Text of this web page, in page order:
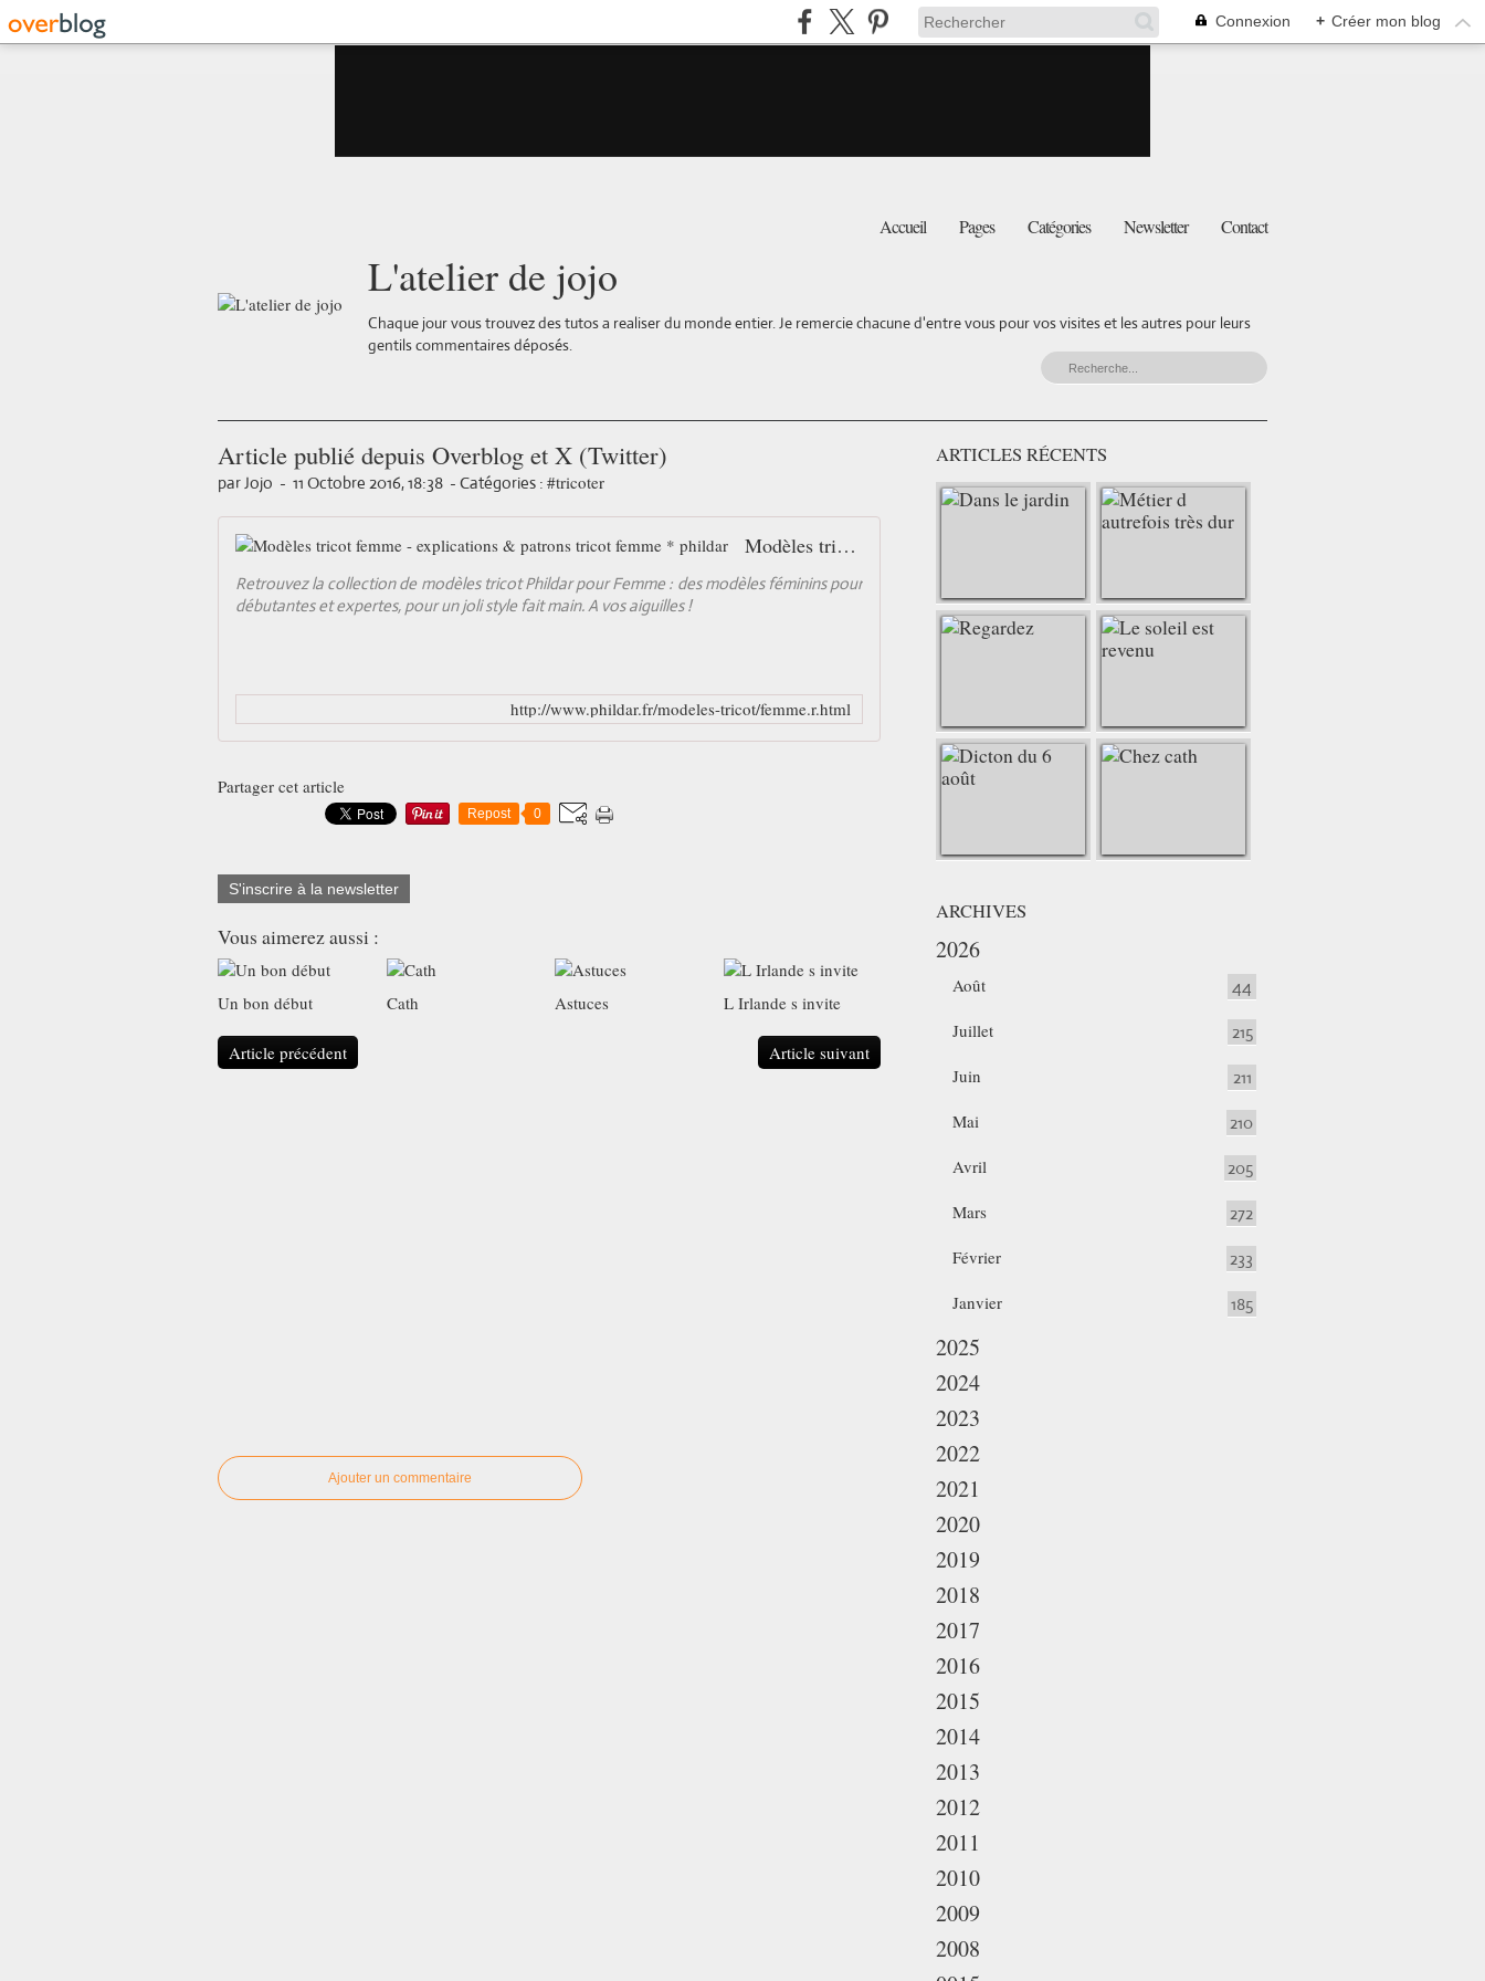
Connexion + Créer mon blog
Accueil Pages Catégories Newsletter Contact
L'atelier de jojo
Chaque jour vous trouvez des tutos a realiser du monde entier. Je remercie chacune d'entre vous pour vos visites et les autres pour leurs
gentils commentaires déposés.
Article publié depuis Overblog et X (Twitter)
par Jojo - 11 Octobre 2016, 18:38 - Catégories : #tricoter
Modèles tricot femme - explications & patrons tricot femme * phildar
Retrouvez la collection de modèles tricot Phildar pour Femme : des modèles féminins pour
débutantes et expertes, pour un joli style fait main. A vos aiguilles !
http://www.phildar.fr/modeles-tricot/femme.r.html
Partager cet article
Repost 0
S'inscrire à la newsletter
Vous aimerez aussi :
Un bon début Cath Astuces L Irlande s invite
Article précédent Article suivant
Ajouter un commentaire
ARTICLES RÉCENTS
ARCHIVES
2026
Août 44
Juillet 215
Juin 211
Mai 210
Avril 205
Mars 272
Février 233
Janvier 185
2025
2024
2023
2022
2021
2020
2019
2018
2017
2016
2015
2014
2013
2012
2011
2010
2009
2008